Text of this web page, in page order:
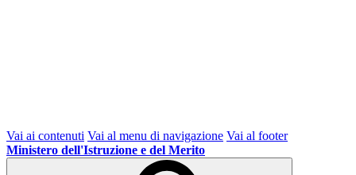
Vai ai contenuti Vai al menu di navigazione Vai al footer
Ministero dell'Istruzione e del Merito